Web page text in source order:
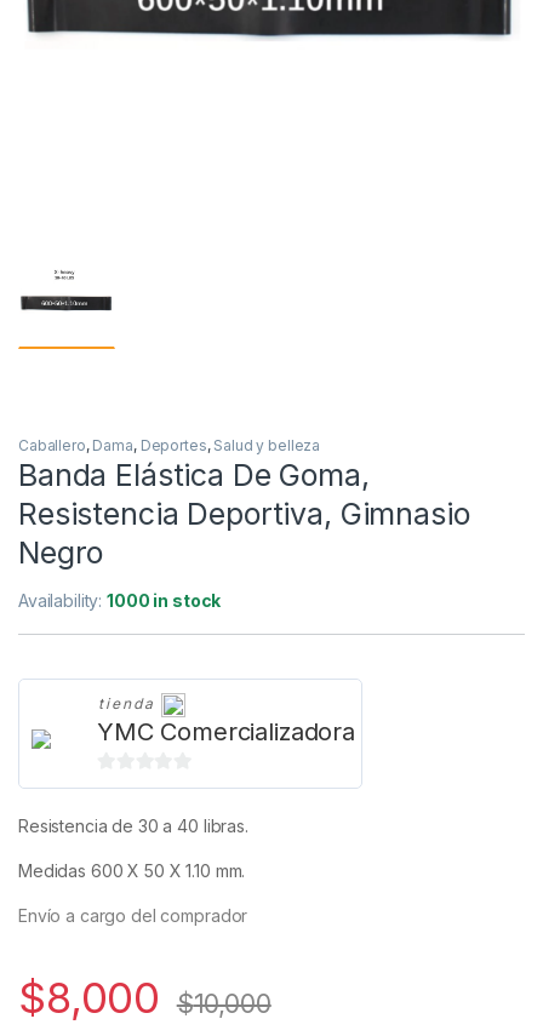
Caballero, Dama, Deportes, Salud y belleza
Banda Elástica De Goma,
Resistencia Deportiva, Gimnasio
Negro
Availability:1000 in stock
tienda
YMC Comercializadora
0
5
Resistencia de 30 a 40 libras.
Medidas 600 X 50 X 1.10 mm.
Envío a cargo del comprador
$8,000 $10,000